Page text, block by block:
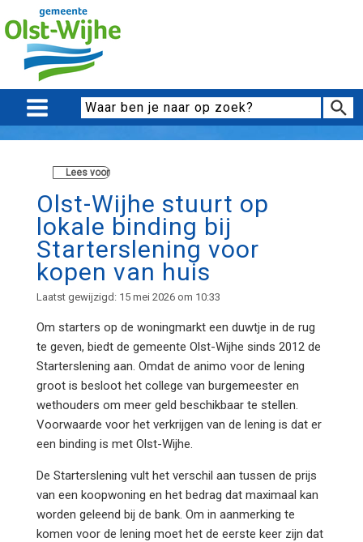
Lees voor
Olst-Wijhe stuurt op
lokale binding bij
Starterslening voor
kopen van huis
Laatst gewijzigd: 15 mei 2026 om 10:33
Om starters op de woningmarkt een duwtje in de rug
te geven, biedt de gemeente Olst-Wijhe sinds 2012 de
Starterslening aan. Omdat de animo voor de lening
groot is besloot het college van burgemeester en
wethouders om meer geld beschikbaar te stellen.
Voorwaarde voor het verkrijgen van de lening is dat er
een binding is met Olst-Wijhe.
De Starterslening vult het verschil aan tussen de prijs
van een koopwoning en het bedrag dat maximaal kan
worden geleend bij de bank. Om in aanmerking te
komen voor de lening moet het de eerste keer zijn dat